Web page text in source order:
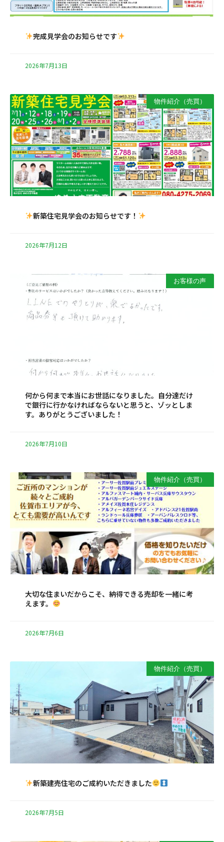
完成見学会のお知らせです
2026年7月13日
物件紹介（売買）
新築住宅見学会のお知らせです！
2026年7月12日
お客様の声
何から何まで本当にお世話になりました。自分達だけ
で銀行に行かなければならないと思うと、ゾッとしま
す。ありがとうございました！
2026年7月10日
物件紹介（売買）
大切な住まいだからこそ、納得できる売却を一緒に考
えます。
2026年7月6日
物件紹介（売買）
新築建売住宅のご成約いただきました
2026年7月5日